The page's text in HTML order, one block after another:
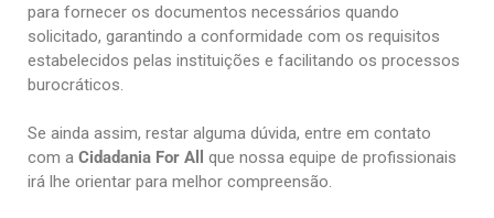
para fornecer os documentos necessários quando
solicitado, garantindo a conformidade com os requisitos
estabelecidos pelas instituições e facilitando os processos
burocráticos.
Se ainda assim, restar alguma dúvida, entre em contato
com a Cidadania For All
que nossa equipe de profissionais
irá lhe orientar para melhor compreensão.